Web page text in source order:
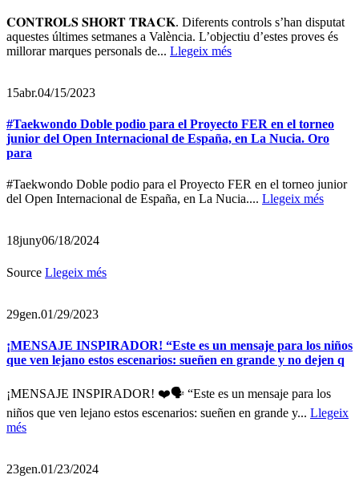
𝐂𝐎𝐍𝐓𝐑𝐎𝐋𝐒 𝐒𝐇𝐎𝐑𝐓 𝐓𝐑𝐀𝐂𝐊. Diferents controls s’han disputat
aquestes últimes setmanes a València. L’objectiu d’estes proves és
millorar marques personals de... Llegeix més
15abr.04/15/2023
#Taekwondo Doble podio para el Proyecto FER en el torneo
junior del Open Internacional de España, en La Nucia. Oro
para
#Taekwondo Doble podio para el Proyecto FER en el torneo junior
del Open Internacional de España, en La Nucia.... Llegeix més
18juny06/18/2024
Source Llegeix més
29gen.01/29/2023
¡MENSAJE INSPIRADOR! “Este es un mensaje para los niños
que ven lejano estos escenarios: sueñen en grande y no dejen q
¡MENSAJE INSPIRADOR! ❤️🗣 “Este es un mensaje para los
niños que ven lejano estos escenarios: sueñen en grande y... Llegeix
més
23gen.01/23/2024